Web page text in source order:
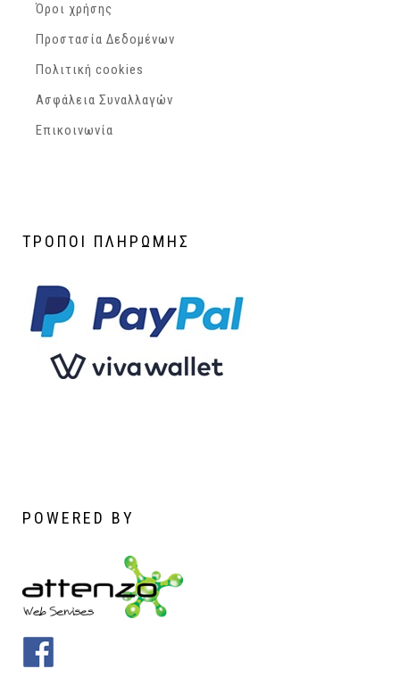
Όροι χρήσης
Προστασία Δεδομένων
Πολιτική cookies
Ασφάλεια Συναλλαγών
Επικοινωνία
ΤΡΟΠΟΙ ΠΛΗΡΩΜΗΣ
POWERED BY